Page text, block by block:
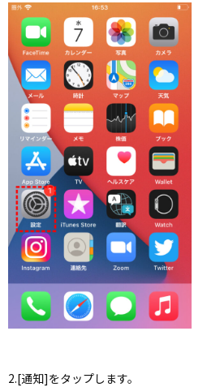
2.[通知]をタップします。